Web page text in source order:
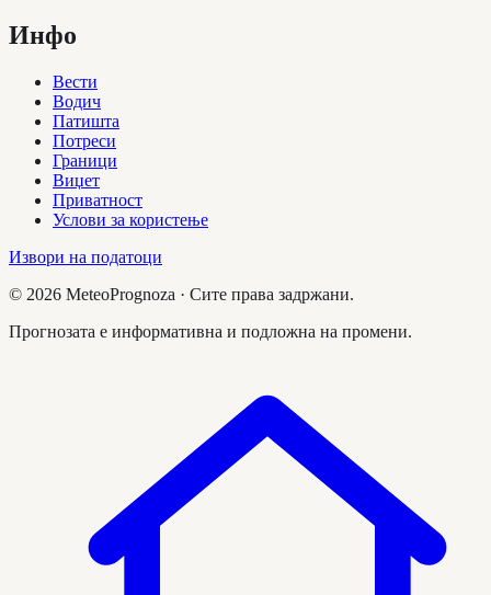
Инфо
Вести
Водич
Патишта
Потреси
Граници
Виџет
Приватност
Услови за користење
Извори на податоци
© 2026 MeteoPrognoza · Сите права задржани.
Прогнозата е информативна и подложна на промени.